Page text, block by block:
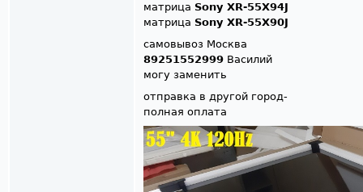
матрица Sony XR-55X94J
матрица Sony XR-55X90J
самовывоз Москва
89251552999 Василий
могу заменить
отправка в другой город-
полная оплата